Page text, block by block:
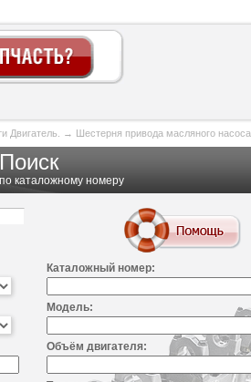
Двигатель. → Шестерня привода масляного насоса
Поиск
по каталожному номеру
Каталожный номер:
Модель:
Объём двигателя: